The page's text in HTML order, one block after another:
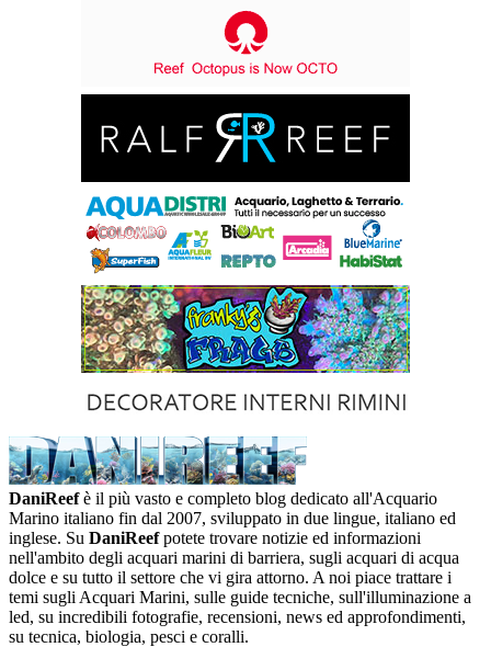
DaniReefè il più vasto e completo blog dedicato all'Acquario
Marino italiano fin dal 2007, sviluppato in due lingue, italiano ed
inglese. Su DaniReefpotete trovare notizie ed informazioni
nell'ambito degli acquari marini di barriera, sugli acquari di acqua
dolce e su tutto il settore che vi gira attorno. A noi piace trattare i
temi sugli Acquari Marini, sulle guide tecniche, sull'illuminazione a
led, su incredibili fotografie, recensioni, news ed approfondimenti,
su tecnica, biologia, pesci e coralli.